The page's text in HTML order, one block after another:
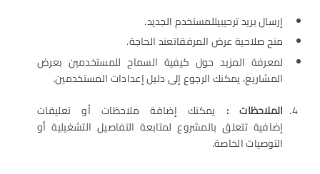
إرسال بريد ترحيبيللمستخدم الجديد.
منح صلاحية عرض المرفقاتعند الحاجة.
لمعرفة المزيد حول كيفية السماح للمستخدمين بعرض
المشاريع، يمكنك الرجوع إلى دليل إعدادات المستخدمين.
الملاحظات : يمكنك إضافة ملاحظات أو تعليقات
إضافية تتعلق بالمشروع لمتابعة التفاصيل التشغيلية أو
التوصيات الخاصة.